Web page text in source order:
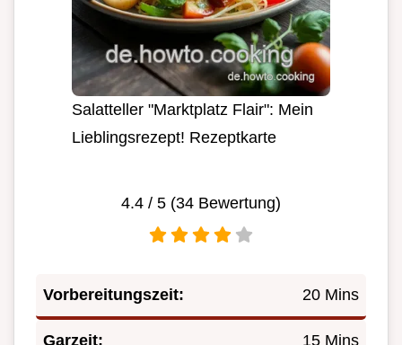
Salatteller "Marktplatz Flair": Mein
Lieblingsrezept! Rezeptkarte
4.4 / 5 (34 Bewertung)
Vorbereitungszeit: 20 Mins
Garzeit: 15 Mins